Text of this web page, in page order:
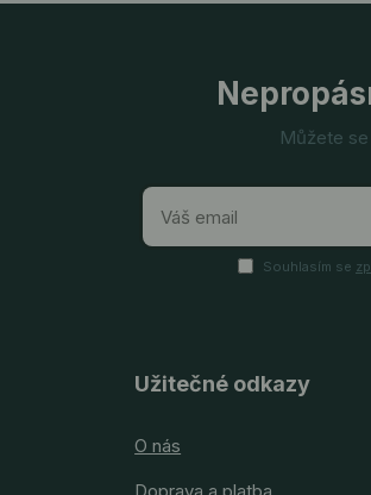
Můžete se
Souhlasím se
Užitečné odkazy
O nás